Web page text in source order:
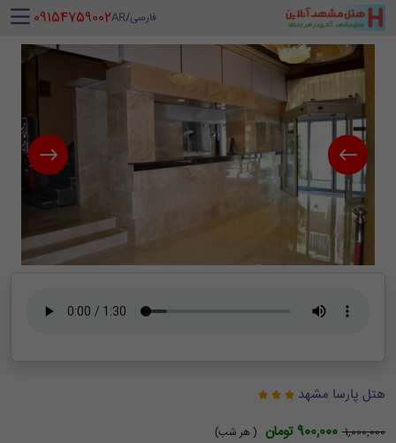
فارسی/
AR
‪ 09154759002
هتل پارسا مشهد
1,000,000 900,000 تومان
( هر شب)